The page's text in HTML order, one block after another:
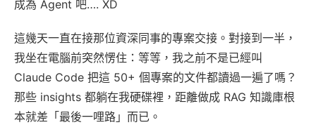
成為 Agent 吧…. XD
這幾天一直在接那位資深同事的專案交接。對接到一半，
我坐在電腦前突然愣住：等等，我之前不是已經叫
Claude Code 把這 50+ 個專案的文件都讀過一遍了嗎？
那些 insights 都躺在我硬碟裡，距離做成 RAG 知識庫根
本就差「最後一哩路」而已。